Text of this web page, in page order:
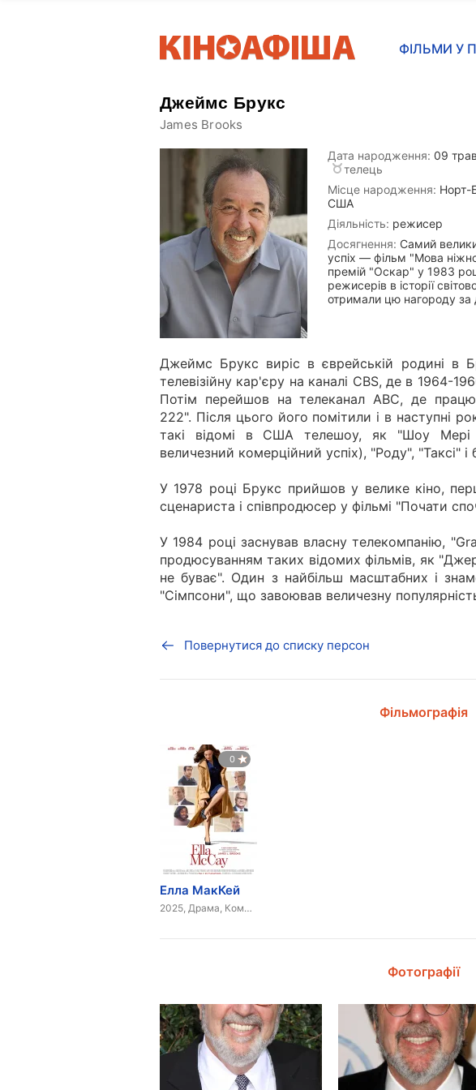
ФІЛЬМИ У
Джеймс Брукс
James Brooks
Дата народження: 09
телець
Місце народження: Норт-
США
Діяльність: режисер
Досягнення: Самий
успіх — фільм "Мова
премій "Оскар" у 1983
режисерів в історії
отримали цю нагороду за
Джеймс Брукс виріс в єврейській родині в
телевізійну кар'єру на каналі CBS, де в 1964-
Потім перейшов на телеканал ABC, де
222". Після цього його помітили і в наступні
такі відомі в США телешоу, як "Шоу
величезний комерційний успіх), "Роду", "Таксі" і
У 1978 році Брукс прийшов у велике кіно,
сценариста і співпродюсер у фільмі "Почати
У 1984 році заснував власну телекомпанію,
продюсуванням таких відомих фільмів, як
не буває". Один з найбільш масштабних і
"Сімпсони", що завоював величезну
Повернутися до списку персон
Фільмографія
0
Елла МакКей
2025, Драма, Комедія
Фотографії